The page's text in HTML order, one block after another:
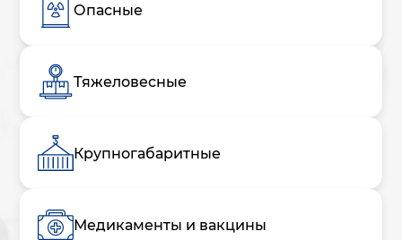
Опасные
Тяжеловесные
Крупногабаритные
Медикаменты и вакцины